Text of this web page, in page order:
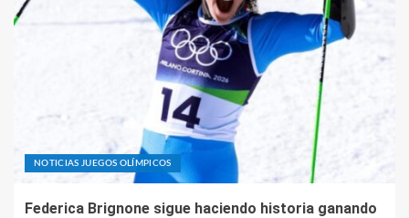
NOTICIAS JUEGOS OLÍMPICOS
Federica Brignone sigue haciendo historia ganando